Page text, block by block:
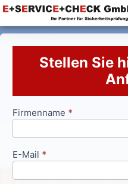
Stellen Sie
Anfrageformular
Firmenname *
E-Mail *